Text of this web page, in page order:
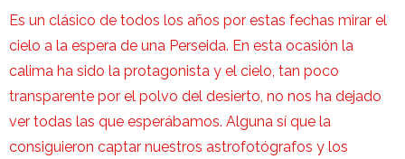
Es un clásico de todos los años por estas fechas mirar el
cielo a la espera de una Perseida. En esta ocasión la
calima ha sido la protagonista y el cielo, tan poco
transparente por el polvo del desierto, no nos ha dejado
ver todas las que esperábamos. Alguna sí que la
consiguieron captar nuestros astrofotógrafos y los